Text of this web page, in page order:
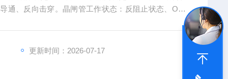
通、反向击穿。晶闸管工作状态：反阻止状态、OFF
本更低，故而市场应用远高于晶闸管，晶闸管 for 交
更新时间：2026-07-17